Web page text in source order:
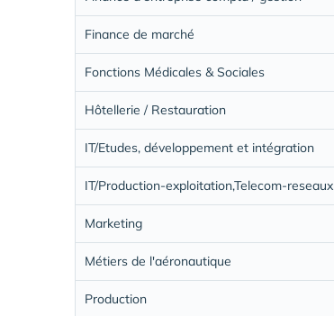
Finance de marché
Fonctions Médicales & Sociales
Hôtellerie / Restauration
IT/Etudes, développement et intégration
IT/Production-exploitation,Telecom-reseaux
Marketing
Métiers de l'aéronautique
Production